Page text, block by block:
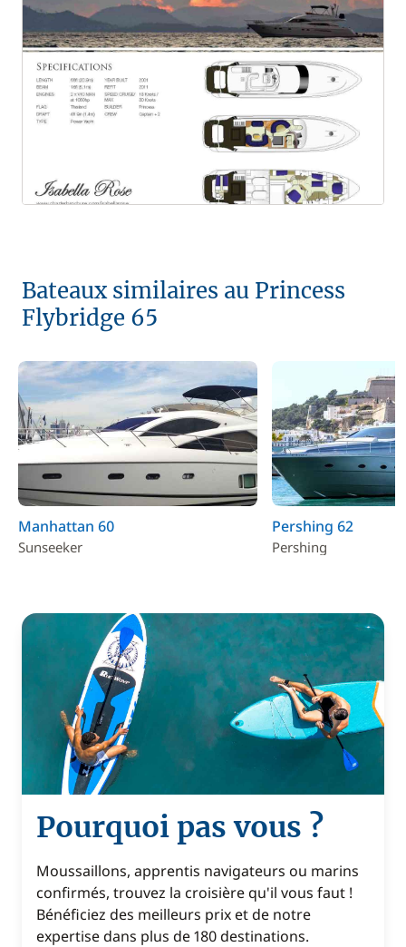
Bateaux similaires au Princess
Flybridge 65
Manhattan 60
Sunseeker
Pershing 62
Pershing
Pourquoi pas vous ?
Moussaillons, apprentis navigateurs ou marins
confirmés, trouvez la croisière qu'il vous faut !
Bénéficiez des meilleurs prix et de notre
expertise dans plus de 180 destinations.